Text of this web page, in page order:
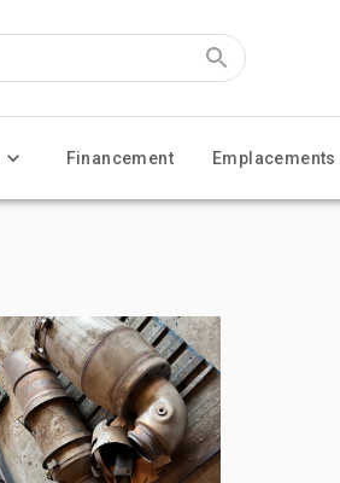
Financement Emplacements